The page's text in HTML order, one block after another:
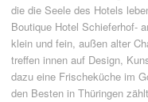
die die Seele des Hotels
Boutique Hotel Schieferhof-
klein und fein, außen alter
treffen innen auf Design,
dazu eine Frischeküche im
den Besten in Thüringen zählt